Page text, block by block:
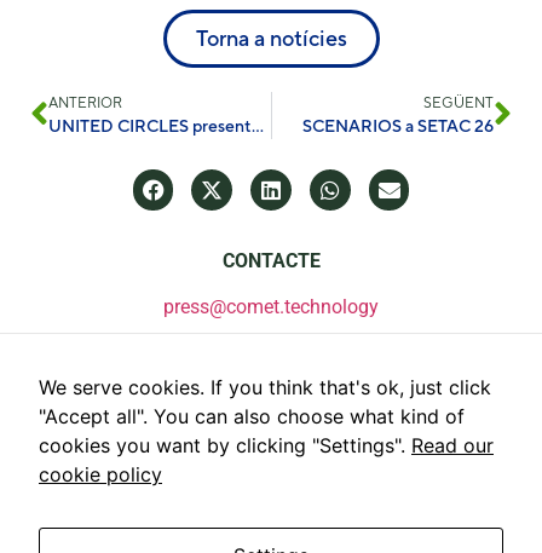
Torna a notícies
ANTERIOR
UNITED CIRCLES presentat a la Universitat Bocconi a estudiants de Gestió d’Organitzacions Internacionals i ONG
SEGÜENT
SCENARIOS a SETAC 26
CONTACTE
press@comet.technology
We serve cookies. If you think that's ok, just click
"Accept all". You can also choose what kind of
cookies you want by clicking "Settings". Read our
cookie policy